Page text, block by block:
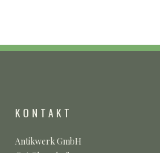
KONTAKT
Antikwerk GmbH